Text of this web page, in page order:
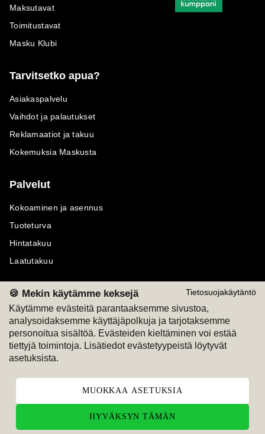
Tietosuojakäytäntö
🍪 Mekin käytämme keksejä
Käytämme evästeitä parantaaksemme sivustoa,
analysoidaksemme käyttäjäpolkuja ja tarjotaksemme
personoitua sisältöä. Evästeiden kieltäminen voi estää
tiettyjä toimintoja. Lisätiedot evästetyypeistä löytyvät
asetuksista.
MUOKKAA ASETUKSIA
HYVÄKSYN TÄMÄN
Maksutavat
Toimitustavat
Masku Klubi
Tarvitsetko apua?
Asiakaspalvelu
Vaihdot ja palautukset
Reklamaatiot ja takuu
Kokemuksia Maskusta
Palvelut
Kokoaminen ja asennus
Tuoteturva
Hintatakuu
Laatutakuu
Maksutavat
M
Seuraa meitä